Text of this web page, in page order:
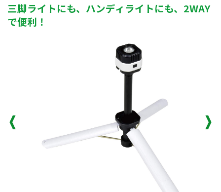
三脚ライトにも、ハンディライトにも、2WAY
で便利！